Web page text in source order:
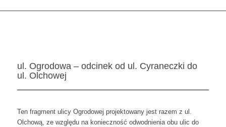
ul. Ogrodowa – odcinek od ul. Cyraneczki do
ul. Olchowej
Ten fragment ulicy Ogrodowej projektowany jest razem z ul.
Olchową, ze względu na konieczność odwodnienia obu ulic do